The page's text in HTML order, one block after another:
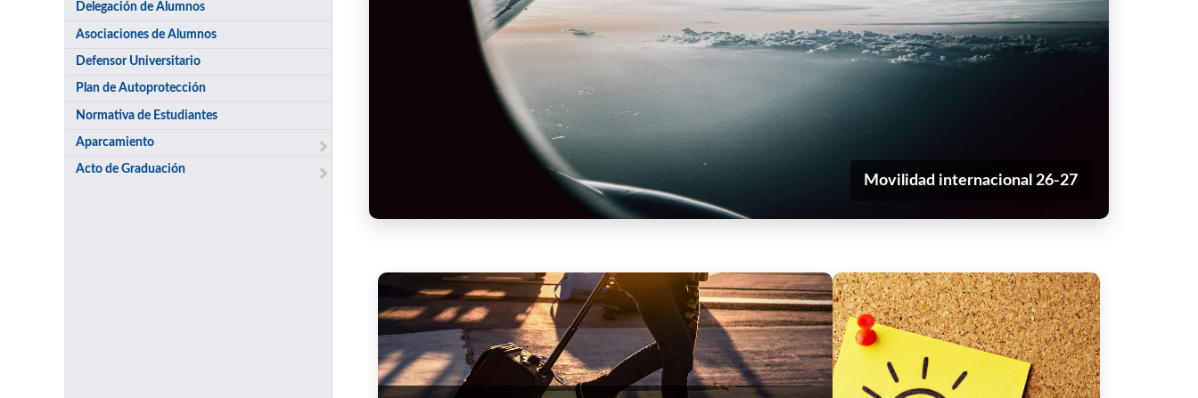
Delegación de Alumnos
Asociaciones de Alumnos
Defensor Universitario
Plan de Autoprotección
Normativa de Estudiantes
Aparcamiento
Acto de Graduación
Movilidad internacional 26-27